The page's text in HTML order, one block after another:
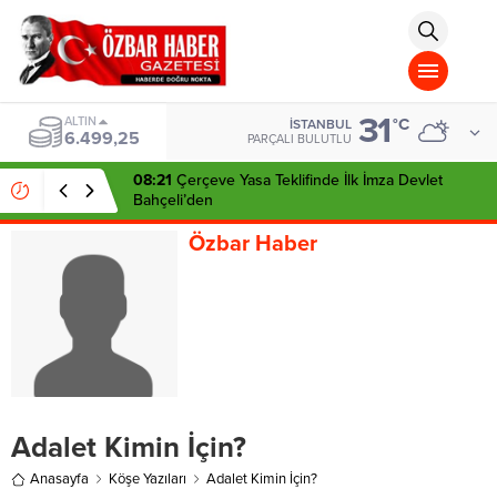
islami
chat
omegla
türk
sohbet
cinsel
sohbet
dini
chat
BIST
13.798,82
İSTANBUL
PARÇALI BULUTLU 31°C
08:21 Çerçeve Yasa Teklifinde İlk İmza Devlet
Bahçeli’den
Özbar Haber
Adalet Kimin İçin?
Anasayfa Köşe Yazıları Adalet Kimin İçin?